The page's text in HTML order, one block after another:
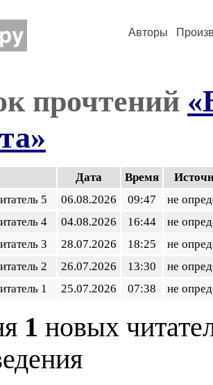
Авторы
прочтений
Дата Время
5
06.08.2026 09:47
не
4
04.08.2026 16:44
не
3
28.07.2026 18:25
не
2
26.07.2026 13:30
не
1
25.07.2026 07:38 не
1 новых